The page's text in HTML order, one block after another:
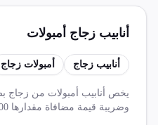
أنابيب زجاج أمبولات
أنابيب زجاج أمبولات زجاج